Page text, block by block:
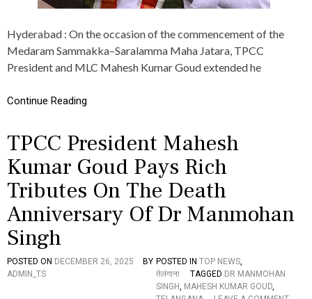
H
M
A
R
R
E
E
S
N
A
R
A
Hyderabad : On the occasion of the commencement of the
Medaram Sammakka–Saralamma Maha Jatara, TPCC
President and MLC Mahesh Kumar Goud extended he
Continue Reading
TPCC President Mahesh
Kumar Goud Pays Rich
Tributes On The Death
Anniversary Of Dr Manmohan
Singh
POSTED ON DECEMBER 26, 2025
BY
ADMIN_TS
POSTED IN TOP NEWS,
तेलंगाना
TAGGED DR MANMOHAN
SINGH, MAHESH KUMAR GOUD,